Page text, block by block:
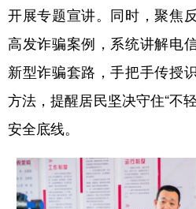
多语种频道
English Español
Русский язык
Deutsch Português
开展专题宣讲。同时，聚焦
高发诈骗案例，系统讲解电
新型诈骗套路，手把手传授
方法，提醒居民坚决守住“不
安全底线。